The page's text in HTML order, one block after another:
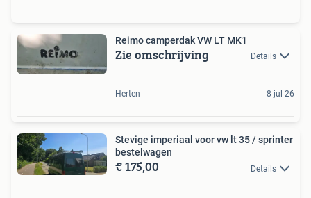
Reimo camperdak VW LT MK1
Zie omschrijving Details
Herten 8 jul 26
Stevige imperiaal voor vw lt 35 / sprinter
bestelwagen
€ 175,00 Details